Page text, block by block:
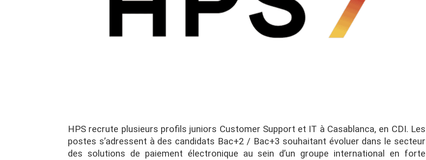
HPS recrute plusieurs profils juniors Customer Support et IT à Casablanca, en CDI. Les
postes s’adressent à des candidats Bac+2 / Bac+3 souhaitant évoluer dans le secteur
des solutions de paiement électronique au sein d’un groupe international en forte